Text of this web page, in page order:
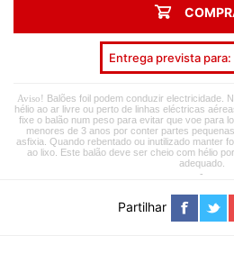
Entrega prevista
Aviso! Balões foil podem conduzir electricidade.
hélio ao ar livre ou perto de linhas eléctricas
fixe o balão num peso para evitar que voe para
menores de 3 anos por conter partes
asfixia. Quando rebentado ou inutilizado manter
ao lixo. Este balão deve ser cheio com hélio
adequado.
-
Partilhar